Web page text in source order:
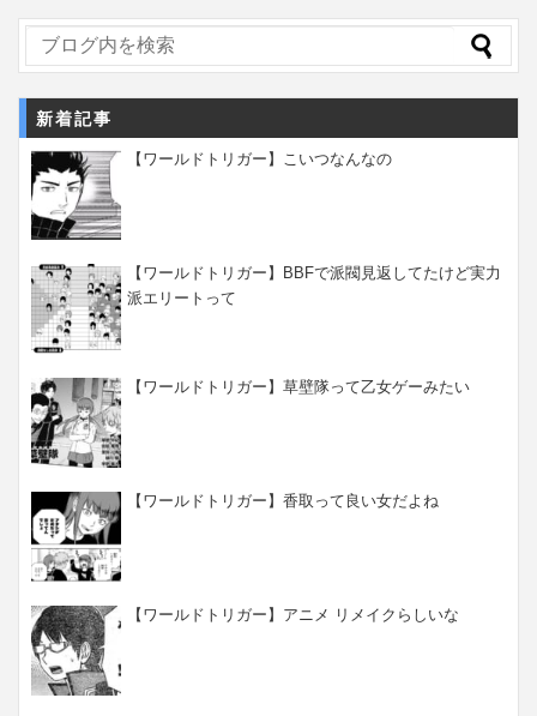
新着記事
【ワールドトリガー】こいつなんなの
【ワールドトリガー】BBFで派閥見返してたけど実力
派エリートって
【ワールドトリガー】草壁隊って乙女ゲーみたい
【ワールドトリガー】香取って良い女だよね
【ワールドトリガー】アニメ リメイクらしいな